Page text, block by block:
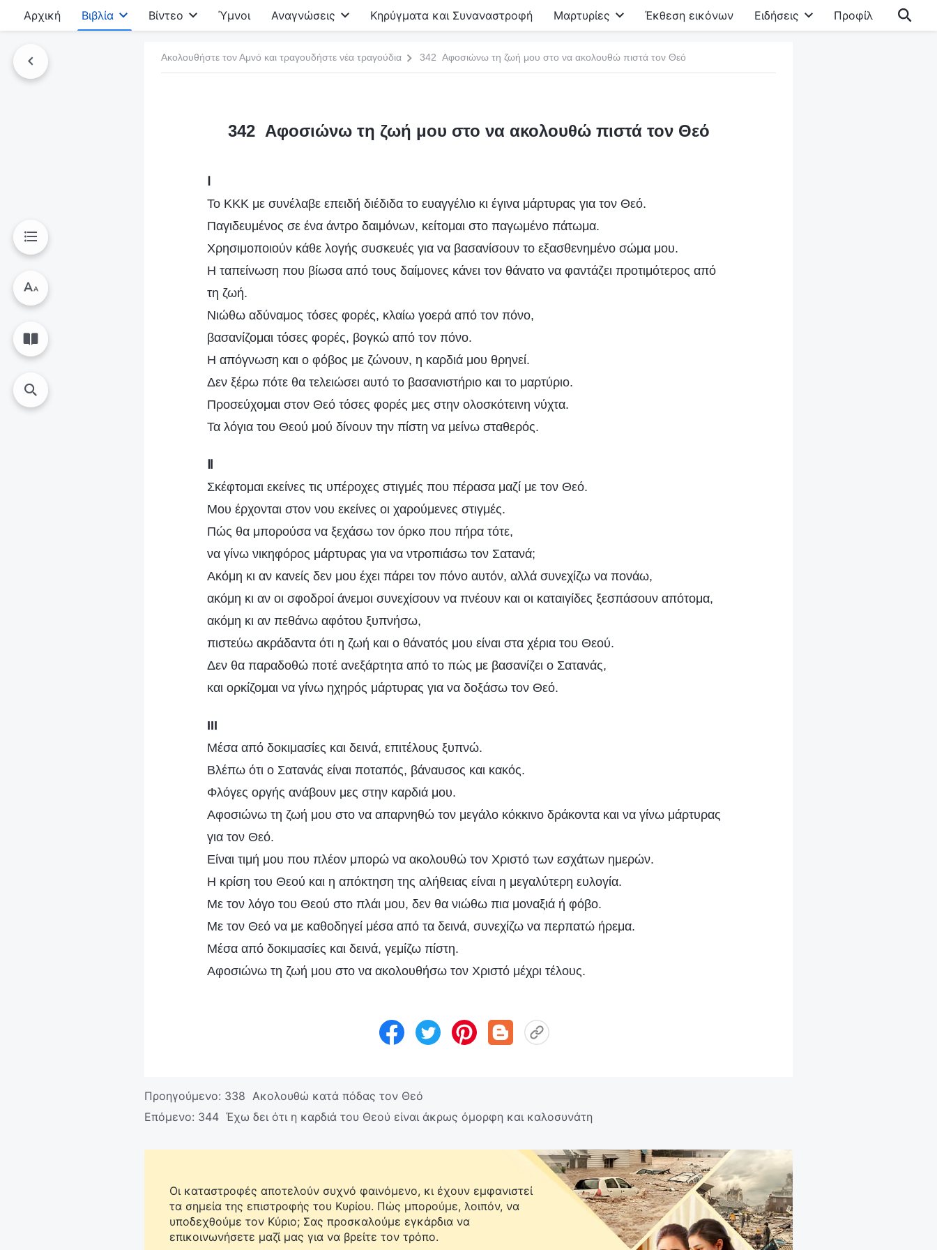
Αρχική Βιβλία Βίντεο Ύμνοι Αναγνώσεις Κηρύγματα και Συναναστροφή Μαρτυρίες Έκθεση εικόνων Ειδήσεις Προφίλ
Ακολουθήστε τον Αμνό και τραγουδήστε νέα τραγούδια 342 Αφοσιώνω τη ζωή μου στο να ακολουθώ πιστά τον Θεό
342 Αφοσιώνω τη ζωή μου στο να ακολουθώ πιστά τον Θεό
Το ΚΚΚ με συνέλαβε επειδή διέδιδα το ευαγγέλιο κι έγινα μάρτυρας για τον Θεό.
Παγιδευμένος σε ένα άντρο δαιμόνων, κείτομαι στο παγωμένο πάτωμα.
Χρησιμοποιούν κάθε λογής συσκευές για να βασανίσουν το εξασθενημένο σώμα μου.
Η ταπείνωση που βίωσα από τους δαίμονες κάνει τον θάνατο να φαντάζει προτιμότερος από
τη ζωή.
Νιώθω αδύναμος τόσες φορές, κλαίω γοερά από τον πόνο,
βασανίζομαι τόσες φορές, βογκώ από τον πόνο.
Η απόγνωση και ο φόβος με ζώνουν, η καρδιά μου θρηνεί.
Δεν ξέρω πότε θα τελειώσει αυτό το βασανιστήριο και το μαρτύριο.
Προσεύχομαι στον Θεό τόσες φορές μες στην ολοσκότεινη νύχτα.
Τα λόγια του Θεού μού δίνουν την πίστη να μείνω σταθερός.
Σκέφτομαι εκείνες τις υπέροχες στιγμές που πέρασα μαζί με τον Θεό.
Μου έρχονται στον νου εκείνες οι χαρούμενες στιγμές.
Πώς θα μπορούσα να ξεχάσω τον όρκο που πήρα τότε,
να γίνω νικηφόρος μάρτυρας για να ντροπιάσω τον Σατανά;
Ακόμη κι αν κανείς δεν μου έχει πάρει τον πόνο αυτόν, αλλά συνεχίζω να πονάω,
ακόμη κι αν οι σφοδροί άνεμοι συνεχίσουν να πνέουν και οι καταιγίδες ξεσπάσουν απότομα,
ακόμη κι αν πεθάνω αφότου ξυπνήσω,
πιστεύω ακράδαντα ότι η ζωή και ο θάνατός μου είναι στα χέρια του Θεού.
Δεν θα παραδοθώ ποτέ ανεξάρτητα από το πώς με βασανίζει ο Σατανάς,
και ορκίζομαι να γίνω ηχηρός μάρτυρας για να δοξάσω τον Θεό.
III
Μέσα από δοκιμασίες και δεινά, επιτέλους ξυπνώ.
Βλέπω ότι ο Σατανάς είναι ποταπός, βάναυσος και κακός.
Φλόγες οργής ανάβουν μες στην καρδιά μου.
Αφοσιώνω τη ζωή μου στο να απαρνηθώ τον μεγάλο κόκκινο δράκοντα και να γίνω μάρτυρας
για τον Θεό.
Είναι τιμή μου που πλέον μπορώ να ακολουθώ τον Χριστό των εσχάτων ημερών.
Η κρίση του Θεού και η απόκτηση της αλήθειας είναι η μεγαλύτερη ευλογία.
Με τον λόγο του Θεού στο πλάι μου, δεν θα νιώθω πια μοναξιά ή φόβο.
Με τον Θεό να με καθοδηγεί μέσα από τα δεινά, συνεχίζω να περπατώ ήρεμα.
Μέσα από δοκιμασίες και δεινά, γεμίζω πίστη.
Αφοσιώνω τη ζωή μου στο να ακολουθήσω τον Χριστό μέχρι τέλους.
Προηγούμενο: 338 Ακολουθώ κατά πόδας τον Θεό
Επόμενο: 344 Έχω δει ότι η καρδιά του Θεού είναι άκρως όμορφη και καλοσυνάτη
Οι καταστροφές αποτελούν συχνό φαινόμενο, κι έχουν εμφανιστεί
τα σημεία της επιστροφής του Κυρίου. Πώς μπορούμε, λοιπόν, να
υποδεχθούμε τον Κύριο; Σας προσκαλούμε εγκάρδια να
επικοινωνήσετε μαζί μας για να βρείτε τον τρόπο.